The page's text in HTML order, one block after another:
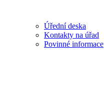
Úřední deska
Kontakty na úřad
Povinné informace